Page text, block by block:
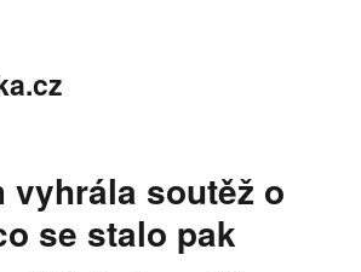
vyhrála soutěž o
se stalo pak